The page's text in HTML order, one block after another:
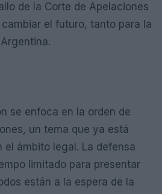
de la Corte de Apelaciones
el futuro, tanto para la
se enfoca en la orden de
un tema que ya está
el ámbito legal. La defensa
limitado para presentar
están a la espera de la